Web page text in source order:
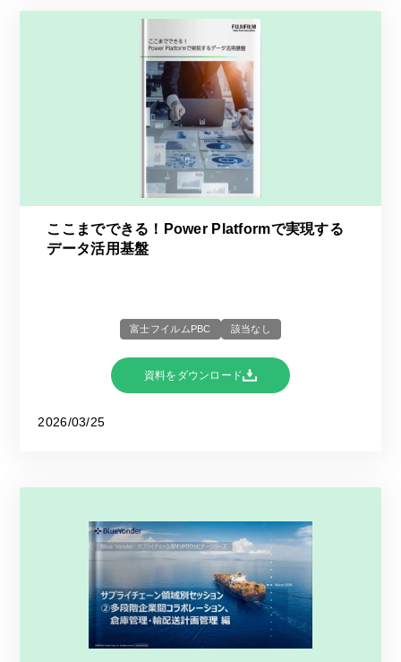
ここまでできる！Power Platformで実現する
データ活用基盤
富士フイルムPBC 該当なし
資料をダウンロード
2026/03/25